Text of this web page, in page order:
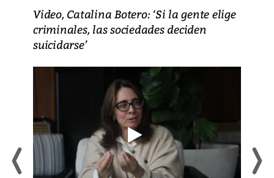
Video, Catalina Botero: ‘Si la gente elige
criminales, las sociedades deciden
suicidarse’